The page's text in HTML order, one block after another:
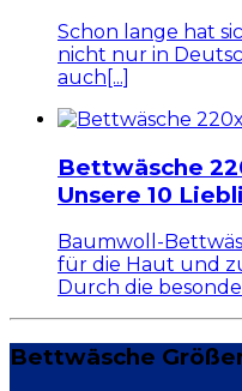
Schon lange hat
nicht nur in
auch[...]
Bettwäsche
Unsere 10
Baumwoll-
für die Haut und
Durch die
Bettwäsche